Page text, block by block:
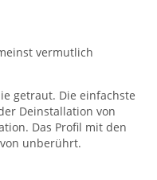
vermutlich
getraut. Die einfachste
Deinstallation von
Das Profil mit den
unberührt.